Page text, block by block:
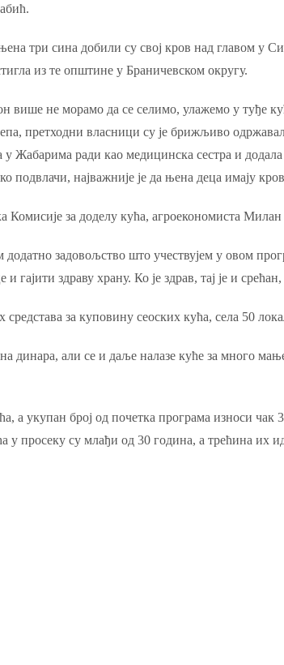
три сина добили су свој кров над главом у
из те општине у Браничевском округу.
више не морамо да се селимо, улажемо у туђе
претходни власници су је брижљиво
Жабарима ради као медицинска сестра и
најважније је да њена деца имају
Комисије за доделу кућа, агроекономиста
задовољство што учествујем у овом
гајити здраву храну. Ко је здрав, тај је и
за куповину сеоских кућа, села 50
динара, али се и даље налазе куће за много
a укупан број од почетка програма износи
просеку су млађи од 30 година, а трећина их